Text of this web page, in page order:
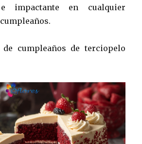
e impactante en cualquier
cumpleaños de terciopelo